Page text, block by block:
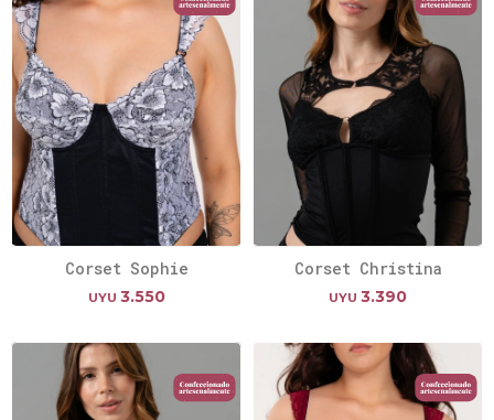
Corset Sophie
UYU 3.550
Corset Christina
UYU 3.390